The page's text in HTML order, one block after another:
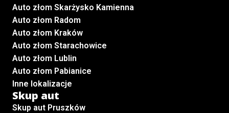
Auto złom Skarżysko Kamienna
Auto złom Radom
Auto złom Kraków
Auto złom Starachowice
Auto złom Lublin
Auto złom Pabianice
Inne lokalizacje
Skup aut
Skup aut Pruszków